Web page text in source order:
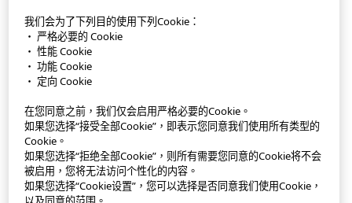
StyleHint APP
使用條款
私隱政策
網站地圖
聯絡我們
公司概要
我们会为了下列目的使用下列Cookie：
・ 严格必要的 Cookie
・ 性能 Cookie
・ 功能 Cookie
・ 定向 Cookie
在您同意之前，我们仅会启用严格必要的Cookie。
如果您选择“接受全部Cookie”，即表示您同意我们使用所有类型的
Cookie。
如果您选择“拒绝全部Cookie”，则所有需要您同意的Cookie将不会
被启用，您将无法访问个性化的内容。
如果您选择“Cookie设置”，您可以选择是否同意我们使用Cookie，